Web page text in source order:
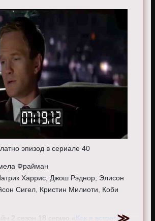
эпизод в сериале 40
Фрайман
Харрис, Джош Рэднор, Элисон
Сигел, Кристин Милиоти, Коби
2 сезон 18 серию « Как я встретил